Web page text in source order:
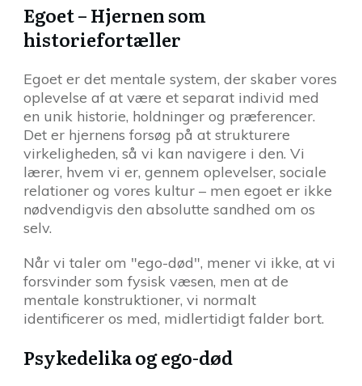
Egoet – Hjernen som
historiefortæller
Egoet er det mentale system, der skaber vores
oplevelse af at være et separat individ med
en unik historie, holdninger og præferencer.
Det er hjernens forsøg på at strukturere
virkeligheden, så vi kan navigere i den. Vi
lærer, hvem vi er, gennem oplevelser, sociale
relationer og vores kultur – men egoet er ikke
nødvendigvis den absolutte sandhed om os
selv.
Når vi taler om "ego-død", mener vi ikke, at vi
forsvinder som fysisk væsen, men at de
mentale konstruktioner, vi normalt
identificerer os med, midlertidigt falder bort.
Psykedelika og ego-død